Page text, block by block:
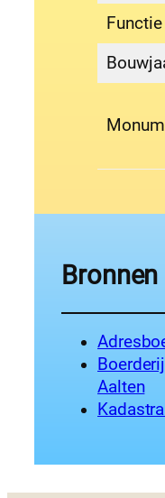
Functie
Bronnen
Aalten